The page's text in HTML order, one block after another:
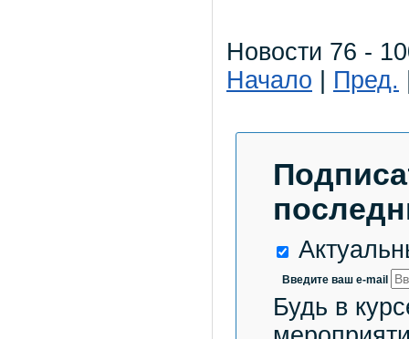
Новости 76 -
Начало
Пред.
Введите ваш e-mail
Будь в